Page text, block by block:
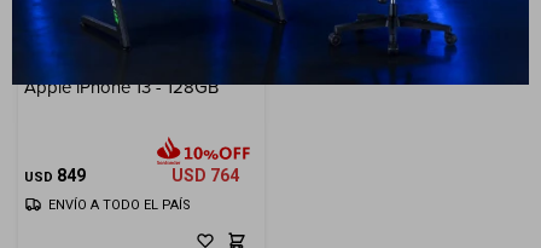
Apple iPhone 13 - 128GB
USD 849 USD 764
ENVÍO A TODO EL PAÍS